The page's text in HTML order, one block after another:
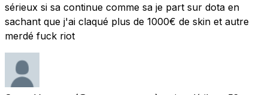
sérieux si sa continue comme sa je part sur dota en
sachant que j'ai claqué plus de 1000€ de skin et autre
merdé fuck riot